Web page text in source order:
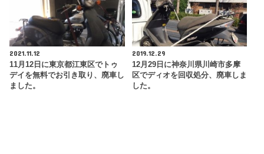
2021.11.12
11月12日に東京都江東区でトゥ
デイを無料でお引き取り、廃車し
ました。
2019.12.29
12月29日に神奈川県川崎市多摩
区でディオを回収処分、廃車しま
した。